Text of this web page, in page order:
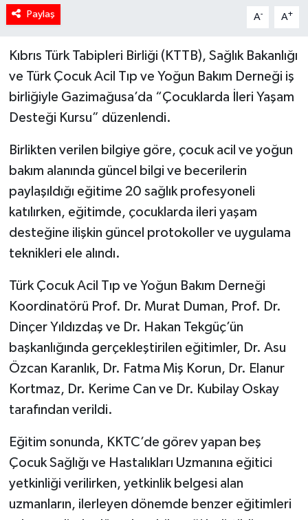
Paylaş A- A+
Kıbrıs Türk Tabipleri Birliği (KTTB), Sağlık Bakanlığı
ve Türk Çocuk Acil Tıp ve Yoğun Bakım Derneği iş
birliğiyle Gazimağusa’da “Çocuklarda İleri Yaşam
Desteği Kursu” düzenlendi.
Birlikten verilen bilgiye göre, çocuk acil ve yoğun
bakım alanında güncel bilgi ve becerilerin
paylaşıldığı eğitime 20 sağlık profesyoneli
katılırken, eğitimde, çocuklarda ileri yaşam
desteğine ilişkin güncel protokoller ve uygulama
teknikleri ele alındı.
Türk Çocuk Acil Tıp ve Yoğun Bakım Derneği
Koordinatörü Prof. Dr. Murat Duman, Prof. Dr.
Dinçer Yıldızdaş ve Dr. Hakan Tekgüç’ün
başkanlığında gerçekleştirilen eğitimler, Dr. Asu
Özcan Karanlık, Dr. Fatma Miş Korun, Dr. Elanur
Kortmaz, Dr. Kerime Can ve Dr. Kubilay Oskay
tarafından verildi.
Eğitim sonunda, KKTC’de görev yapan beş
Çocuk Sağlığı ve Hastalıkları Uzmanına eğitici
yetkinliği verilirken, yetkinlik belgesi alan
uzmanların, ilerleyen dönemde benzer eğitimleri